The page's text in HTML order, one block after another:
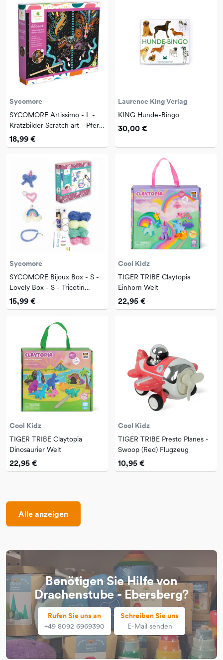
Sycomore
SYCOMORE Artissimo - L -
Kratzbilder Scratch art - Pferd
und Einhorn
18,99 €
Laurence King Verlag
KING Hunde-Bingo
30,00 €
Sycomore
SYCOMORE Bijoux Box - S -
Lovely Box - S - Tricotin
Strickliesl
15,99 €
Cool Kidz
TIGER TRIBE Claytopia
Einhorn Welt
22,95 €
Cool Kidz
TIGER TRIBE Claytopia
Dinosaurier Welt
22,95 €
Cool Kidz
TIGER TRIBE Presto Planes -
Swoop (Red) Flugzeug
10,95 €
Alle anzeigen
Benötigen Sie Hilfe von
Drachenstube - Ebersberg?
Rufen Sie uns an
+49 8092 6969390
Schreiben Sie uns
E-Mail senden